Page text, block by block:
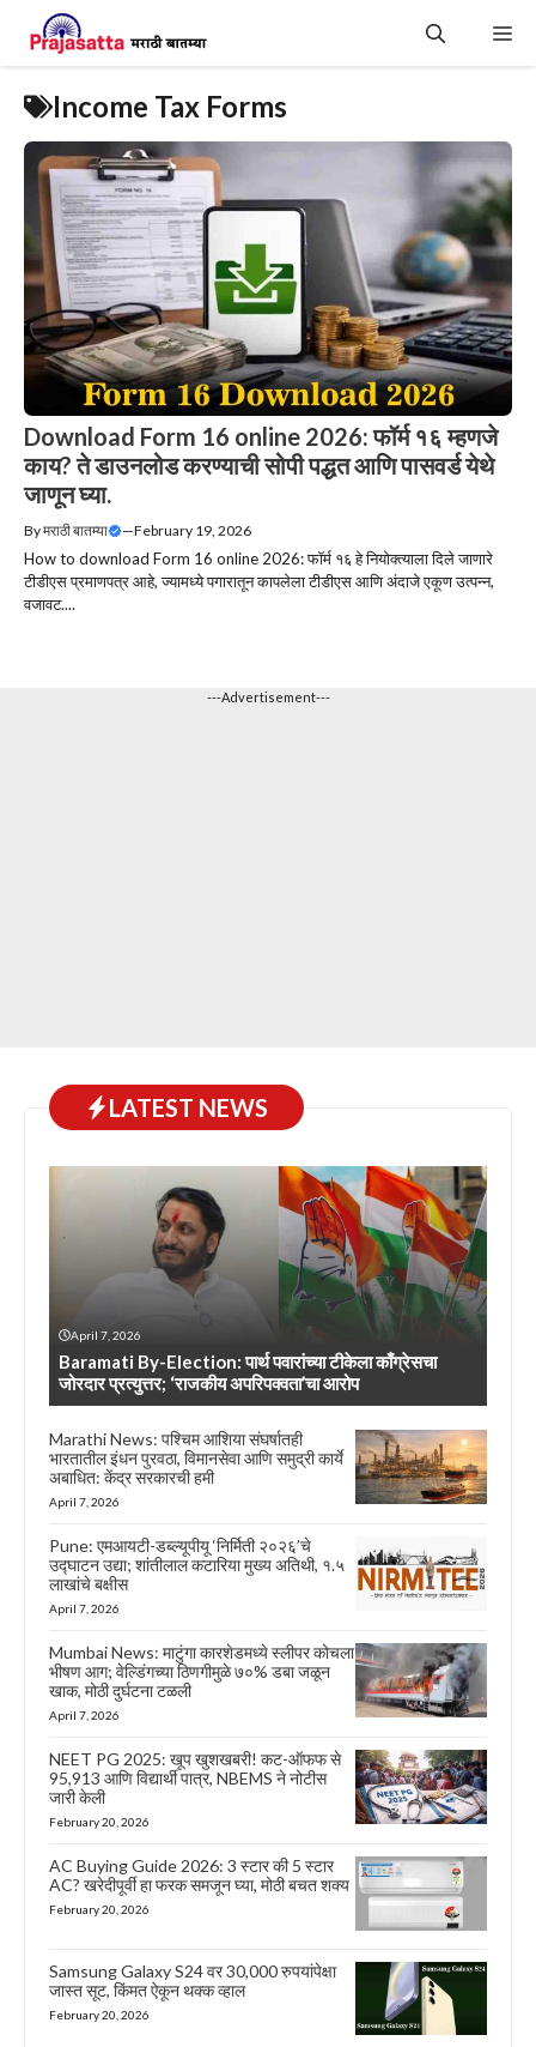
content
Income Tax Forms
Download Form 16 online 2026: फॉर्म १६ म्हणजे
काय? ते डाउनलोड करण्याची सोपी पद्धत आणि पासवर्ड येथे
जाणून घ्या.
Byमराठी बातम्या —February 19, 2026
How to download Form 16 online 2026: फॉर्म १६ हे नियोक्त्याला दिले जाणारे
टीडीएस प्रमाणपत्र आहे, ज्यामध्ये पगारातून कापलेला टीडीएस आणि अंदाजे एकूण उत्पन्न,
वजावट....
---Advertisement---
LATEST NEWS
April 7, 2026
Baramati By-Election: पार्थ पवारांच्या टीकेला काँग्रेसचा
जोरदार प्रत्युत्तर; ‘राजकीय अपरिपक्वता’चा आरोप
Marathi News: पश्चिम आशिया संघर्षातही
भारतातील इंधन पुरवठा, विमानसेवा आणि समुद्री कार्ये
अबाधित: केंद्र सरकारची हमी
April 7, 2026
Pune: एमआयटी-डब्ल्यूपीयू ‘निर्मिती २०२६’चे
उद्घाटन उद्या; शांतीलाल कटारिया मुख्य अतिथी, १.५
लाखांचे बक्षीस
April 7, 2026
Mumbai News: माटुंगा कारशेडमध्ये स्लीपर कोचला
भीषण आग; वेल्डिंगच्या ठिणगीमुळे ७०% डबा जळून
खाक, मोठी दुर्घटना टळली
April 7, 2026
NEET PG 2025: खूप खुशखबरी! कट-ऑफफ से
95,913 आणि विद्यार्थी पात्र, NBEMS ने नोटीस
जारी केली
February 20, 2026
AC Buying Guide 2026: 3 स्टार की 5 स्टार
AC? खरेदीपूर्वी हा फरक समजून घ्या, मोठी बचत शक्य
February 20, 2026
Samsung Galaxy S24 वर 30,000 रुपयांपेक्षा
जास्त सूट, किंमत ऐकून थक्क व्हाल
February 20, 2026